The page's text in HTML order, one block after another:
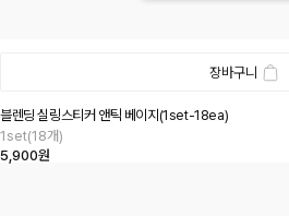
장바구니
블렌딩 실링스티커 앤틱 베이지(1set-18ea)
1set(18개)
5,900원